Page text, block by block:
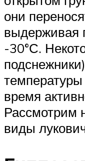
они
выдерживая
-30°С.
время
Рассмотрим
виды